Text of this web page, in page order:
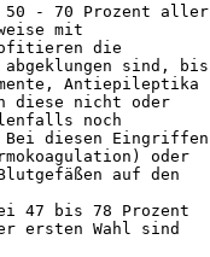
50 - 70 Prozent aller
mit
die
sind, bis
Antiepileptika
diese nicht oder
noch
Bei diesen Eingriffen
oder
auf den
47 bis 78 Prozent
ersten Wahl sind